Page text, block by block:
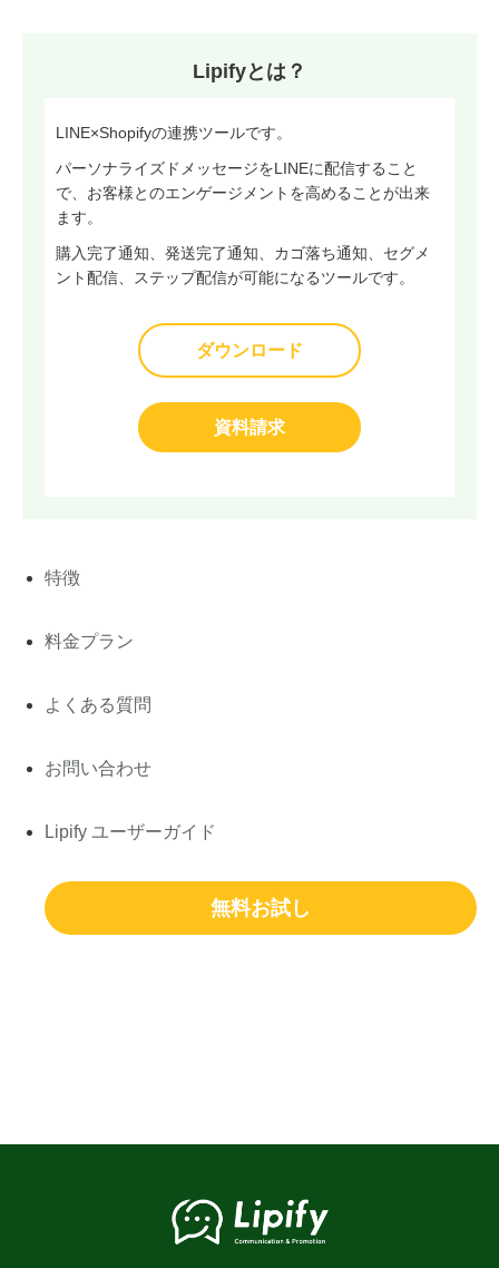
Lipifyとは？
LINE×Shopifyの連携ツールです。
パーソナライズドメッセージをLINEに配信すること
で、お客様とのエンゲージメントを高めることが出来
ます。
購入完了通知、発送完了通知、カゴ落ち通知、セグメ
ント配信、ステップ配信が可能になるツールです。
ダウンロード
資料請求
特徴
料金プラン
よくある質問
お問い合わせ
Lipify ユーザーガイド
無料お試し